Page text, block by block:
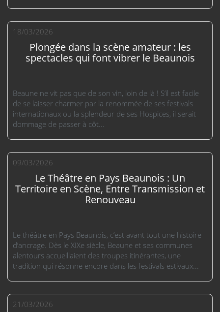
18/03/2026
Plongée dans la scène amateur : les
spectacles qui font vibrer le Beaunois
Beaune ne vit pas que de son vin, loin de là ! S’il est facile
de se laisser charmer par la renommée de ses festivals
internationaux ou la splendeur de ses Hospices, il serait
dommage de passer à côt...
09/03/2026
Le Théâtre en Pays Beaunois : Un
Territoire en Scène, Entre Transmission et
Renouveau
Le théâtre en Pays Beaunois, c’est avant tout une histoire
d’ancrage. Dès le XIXe siècle, Beaune et ses communes
alentours accueillaient des troupes itinérantes, une
tradition qui résonne encore dans les festivals estivaux...
21/03/2026